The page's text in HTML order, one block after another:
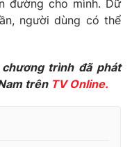
đường cho mình. Dữ
người dùng có thể
trình đã phát
trên TV Online.